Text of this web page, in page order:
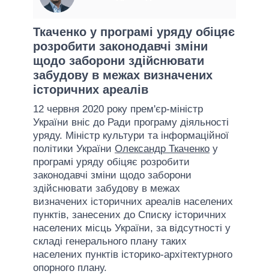
ОГЛЯДИ
ДАЙДЖЕСТИ
ПРЕЗИДЕНТ І ОФІС
ВЕРХОВНА РАДА
КАБІНЕТ МІНІСТРІВ
ГОЛОВИ ОБЛАДМІНІСТРАЦІЙ
МЕРИ МІСТ
ВСІ ПЕРСОНИ
ПІДТРИМАТИ
ПОРІВНЯННЯ ПОЛІТИКІВ
Ткаченко у програмі уряду обіцяє
розробити законодавчі зміни
щодо заборони здійснювати
забудову в межах визначених
історичних ареалів
12 червня 2020 року прем'єр-міністр
України вніс до Ради програму діяльності
уряду. Міністр культури та інформаційної
політики України Олександр Ткаченко у
програмі уряду обіцяє розробити
законодавчі зміни щодо заборони
здійснювати забудову в межах
визначених історичних ареалів населених
пунктів, занесених до Списку історичних
населених місць України, за відсутності у
складі генерального плану таких
населених пунктів історико-архітектурного
опорного плану.